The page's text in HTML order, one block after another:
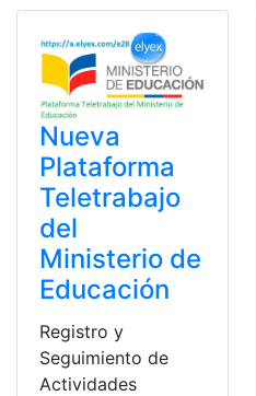
Nueva
Plataforma
Teletrabajo
del
Ministerio de
Educación
Registro y
Seguimiento de
Actividades